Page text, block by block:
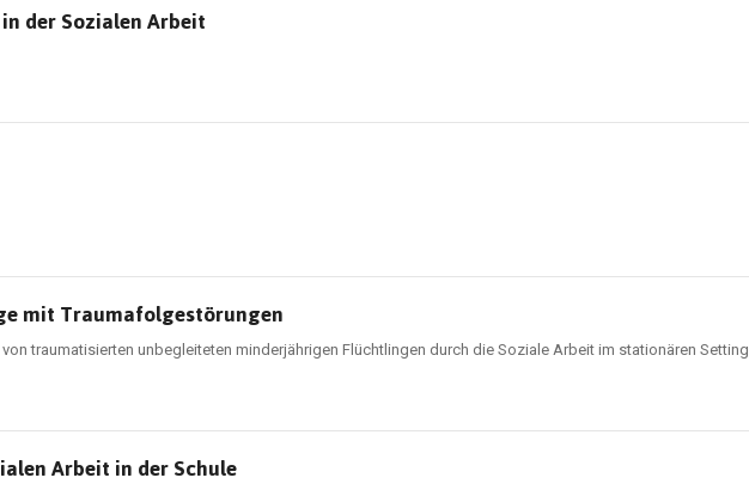
der Sozialen Arbeit
mit Traumafolgestörungen
traumatisierten unbegleiteten minderjährigen Flüchtlingen durch die Soziale Arbeit im stationären Setting
Arbeit in der Schule